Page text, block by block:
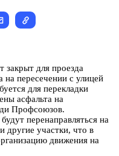
для проезда
пересечении с улицей
для перекладки
асфальта на
Профсоюзов.
перенаправляться на
другие участки, что в
движения на